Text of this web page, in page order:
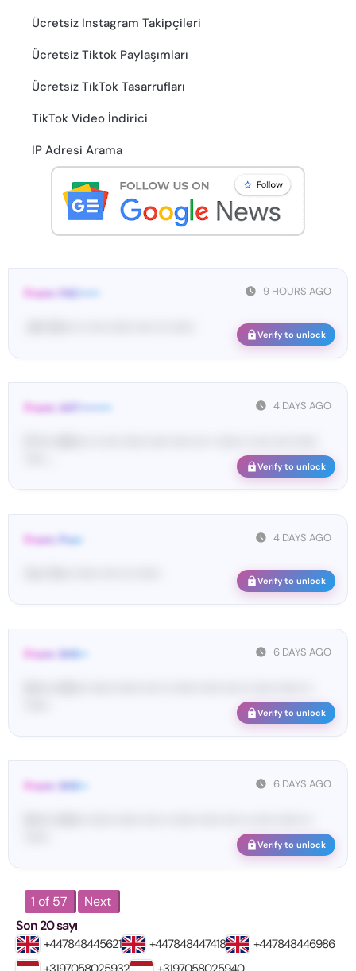
Ücretsiz Instagram Takipçileri
Ücretsiz Tiktok Paylaşımları
Ücretsiz TikTok Tasarrufları
TikTok Video İndirici
IP Adresi Arama
9 HOURS AGO
From: FAC•••••
Verify to unlock
4 DAYS AGO
From: 447••••••••
Verify to unlock
4 DAYS AGO
From: Pos•
Verify to unlock
6 DAYS AGO
From: SHE••
Verify to unlock
6 DAYS AGO
From: SHE••
Verify to unlock
1 of 57
Next
Son 20 sayı
+447848445621 +447848447418
+447848446986